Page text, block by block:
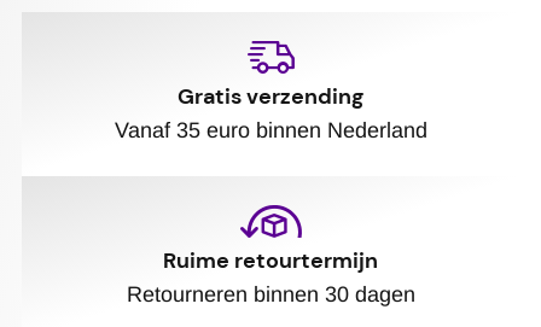
Gratis verzending
Vanaf 35 euro binnen Nederland
Ruime retourtermijn
Retourneren binnen 30 dagen